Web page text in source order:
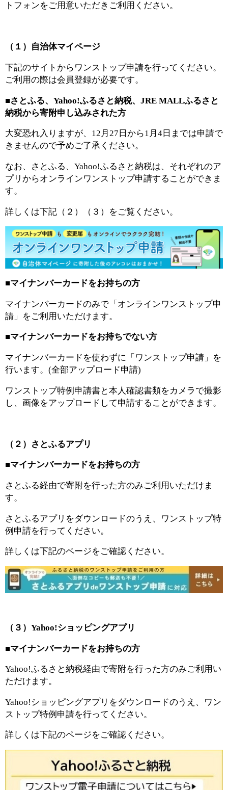
トフォンをご用意いただきご利用ください。
（１）自治体マイページ
下記のサイトからワンストップ申請を行ってください。
ご利用の際は会員登録が必要です。
■さとふる、Yahoo!ふるさと納税、JRE MALLふるさと
納税から寄附申し込みされた方
大変恐れ入りますが、12月27日から1月4日までは申請で
きませんので予めご了承ください。
なお、さとふる、Yahoo!ふるさと納税は、それぞれのア
プリからオンラインワンストップ申請することができま
す。
詳しくは下記（２）（３）をご覧ください。
■マイナンバーカードをお持ちの方
マイナンバーカードのみで「オンラインワンストップ申
請」をご利用いただけます。
■マイナンバーカードをお持ちでない方
マイナンバーカードを使わずに「ワンストップ申請」を
行います。(全部アップロード申請)
ワンストップ特例申請書と本人確認書類をカメラで撮影
し、画像をアップロードして申請することができます。
（２）さとふるアプリ
■マイナンバーカードをお持ちの方
さとふる経由で寄附を行った方のみご利用いただけま
す。
さとふるアプリをダウンロードのうえ、ワンストップ特
例申請を行ってください。
詳しくは下記のページをご確認ください。
（３）Yahoo!ショッピングアプリ
■マイナンバーカードをお持ちの方
Yahoo!ふるさと納税経由で寄附を行った方のみご利用い
ただけます。
Yahoo!ショッピングアプリをダウンロードのうえ、ワン
ストップ特例申請を行ってください。
詳しくは下記のページをご確認ください。